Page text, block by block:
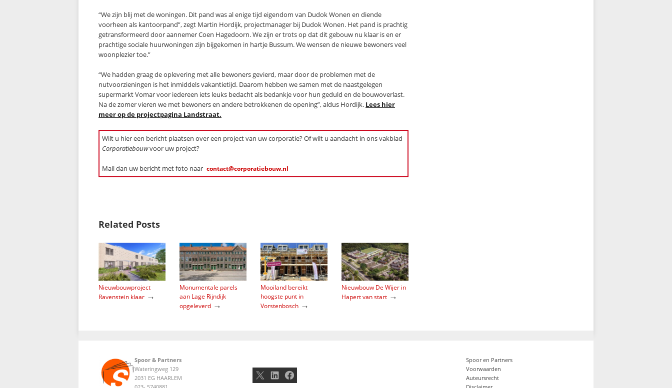
“We zijn blij met de woningen. Dit pand was al enige tijd eigendom van Dudok Wonen en diende
voorheen als kantoorpand”, zegt Martin Hordijk, projectmanager bij Dudok Wonen. Het pand is prachtig
getransformeerd door aannemer Coen Hagedoorn. We zijn er trots op dat dit gebouw nu klaar is en er
prachtige sociale huurwoningen zijn bijgekomen in hartje Bussum. We wensen de nieuwe bewoners veel
woonplezier toe.”
“We hadden graag de oplevering met alle bewoners gevierd, maar door de problemen met de
nutvoorzieningen is het inmiddels vakantietijd. Daarom hebben we samen met de naastgelegen
supermarkt Vomar voor iedereen iets leuks bedacht als bedankje voor hun geduld en de bouwoverlast.
Na de zomer vieren we met bewoners en andere betrokkenen de opening”, aldus Hordijk. Lees hier
meer op de projectpagina Landstraat.
Wilt u hier een bericht plaatsen over een project van uw corporatie? Of wilt u aandacht in ons vakblad
Corporatiebouwvoor uw project?
Mail dan uw bericht met foto naar contact@corporatiebouw.nl
Related Posts
Nieuwbouwproject
Ravenstein klaar →
Monumentale parels
aan Lage Rijndijk
opgeleverd →
Mooiland bereikt
hoogste punt in
Vorstenbosch →
Nieuwbouw De Wijer in
Hapert van start →
Spoor & Partners
Wateringweg 129
2031 EG HAARLEM
X LinkedIn
Facebook
Spoor en Partners
Voorwaarden
Auteursrecht